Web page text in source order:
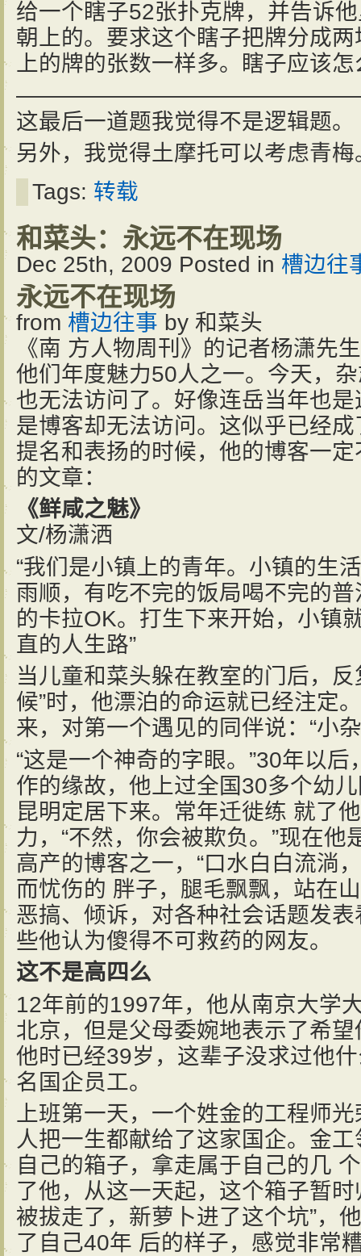
给一个瞎子52张扑克牌，并告诉
朝上的。要求这个瞎子把牌分成
上的牌的张数一样多。瞎子应该
这最后一道题我觉得不是逻辑题。
另外，我觉得土摩托可以考虑青梅
Tags: 转载
和菜头：永远不在现场
Dec 25th, 2009 Posted in 槽边往
永远不在现场
from 槽边往事 by 和菜头
《南 方人物周刊》的记者杨潇先
他们年度魅力50人之一。今天，
也无法访问了。好像连岳当年也
是博客却无法访问。这似乎已经
提名和表扬的时候，他的博客一
的文章：
《鲜咸之魅》
文/杨潇洒
“我们是小镇上的青年。小镇的生
雨顺，有吃不完的饭局喝不完的
的卡拉OK。打生下来开始，小镇
直的人生路”
当儿童和菜头躲在教室的门后，
候”时，他漂泊的命运就已经注定
来，对第一个遇见的同伴说：“小
“这是一个神奇的字眼。”30年以
作的缘故，他上过全国30多个幼
昆明定居下来。常年迁徙练 就了
力，“不然，你会被欺负。”现在
高产的博客之一，“口水白白流淌
而忧伤的 胖子，腿毛飘飘，站在
恶搞、倾诉，对各种社会话题发
些他认为傻得不可救药的网友。
这不是高四么
12年前的1997年，他从南京大学
北京，但是父母委婉地表示了希
他时已经39岁，这辈子没求过他
名国企员工。
上班第一天，一个姓金的工程师
人把一生都献给了这家国企。金
自己的箱子，拿走属于自己的几
了他，从这一天起，这个箱子暂
被拔走了，新萝卜进了这个坑”，
了自己40年 后的样子，感觉非常